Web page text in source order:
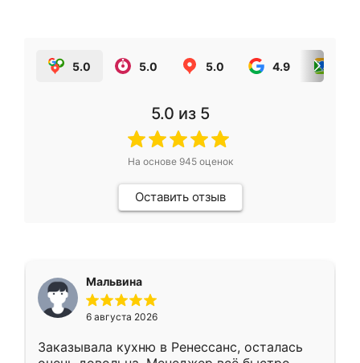
5.0 5.0 5.0 4.9
5.0 из 5
На основе 945оценок
Оставить отзыв
Мальвина
6 августа 2026
Заказывала кухню в Ренессанс, осталась